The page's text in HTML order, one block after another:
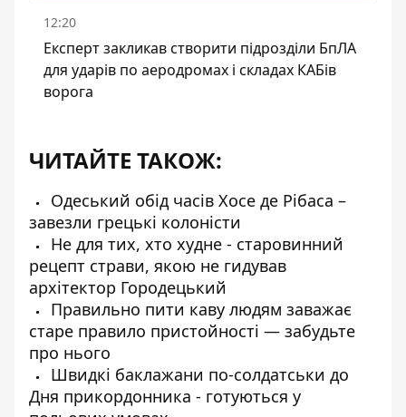
12:20
Експерт закликав створити підрозділи БпЛА
для ударів по аеродромах і складах КАБів
ворога
ЧИТАЙТЕ ТАКОЖ:
Одеський обід часів Хосе де Рібаса –
завезли грецькі колоністи
Не для тих, хто худне - старовинний
рецепт страви, якою не гидував
архітектор Городецький
Правильно пити каву людям заважає
старе правило пристойності — забудьте
про нього
Швидкі баклажани по-солдатськи до
Дня прикордонника - готуються у